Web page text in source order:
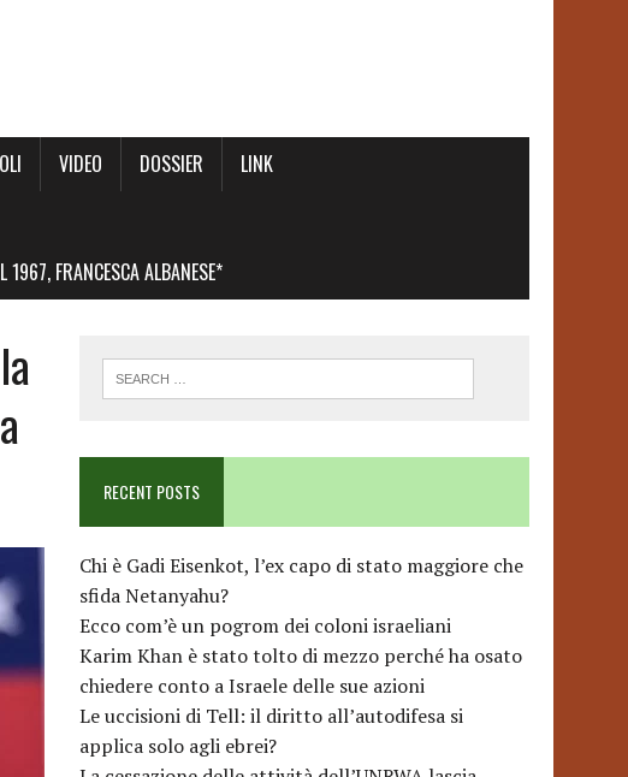
VIDEO DOSSIER
LINK
FRANCESCA ALBANESE*
RECENT POSTS
Chi è Gadi Eisenkot, l’ex capo di stato maggiore che
sfida Netanyahu?
Ecco com’è un pogrom dei coloni israeliani
Karim Khan è stato tolto di mezzo perché ha osato
chiedere conto a Israele delle sue azioni
Le uccisioni di Tell: il diritto all’autodifesa si
applica solo agli ebrei?